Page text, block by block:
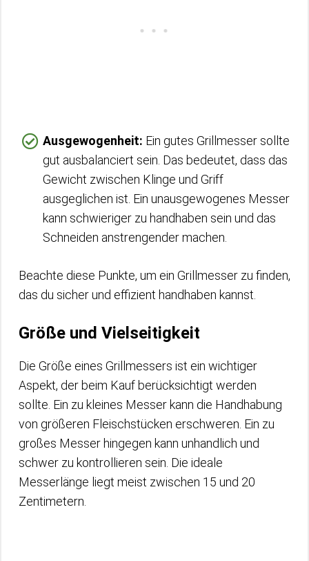
Ausgewogenheit: Ein gutes Grillmesser sollte
gut ausbalanciert sein. Das bedeutet, dass das
Gewicht zwischen Klinge und Griff
ausgeglichen ist. Ein unausgewogenes Messer
kann schwieriger zu handhaben sein und das
Schneiden anstrengender machen.
Beachte diese Punkte, um ein Grillmesser zu finden,
das du sicher und effizient handhaben kannst.
Größe und Vielseitigkeit
Die Größe eines Grillmessers ist ein wichtiger
Aspekt, der beim Kauf berücksichtigt werden
sollte. Ein zu kleines Messer kann die Handhabung
von größeren Fleischstücken erschweren. Ein zu
großes Messer hingegen kann unhandlich und
schwer zu kontrollieren sein. Die ideale
Messerlänge liegt meist zwischen 15 und 20
Zentimetern.